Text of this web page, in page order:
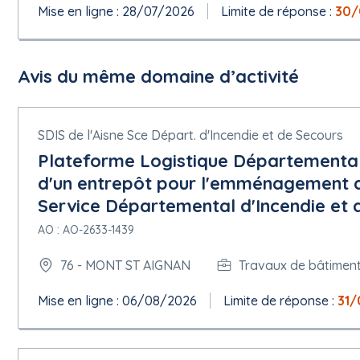
Adresse de présentation :https://www.achatpublic.com/sdm/
Langues dans lesquelles les offres ou demandes de
Catalogue électronique : Autorisée
Date limite de validité de l'offre : 180 Jour
Conditions du marché :
Le marché doit être exécuté dans le cadre de programmes
Facturation en ligne : Autorisée
La commande en ligne sera utilisée : non
Accord-cadre :
Informations sur le système d'acquisition dynamique :
Pas de système d'acquisition dynamique
Mise en ligne : 28/07/2026 Limite de réponse :
Avis du même domaine d’activité
SDIS de l'Aisne Sce Départ. d'Incendie et de Secours
Plateforme Logistique
d'un entrepôt pour l'emménagement
Service Départemental d'Incendie et
AO : AO-2633-1439
76 - MONT ST AIGNAN Travaux de bâtiment
Mise en ligne : 06/08/2026 Limite de réponse :